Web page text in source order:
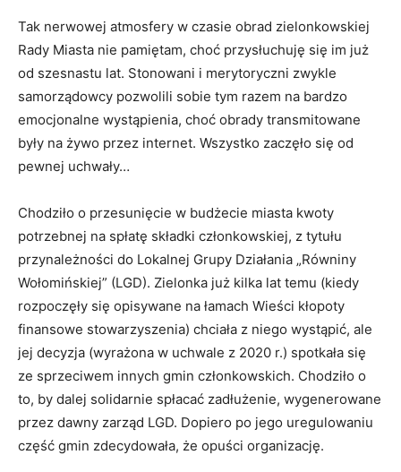
Tak nerwowej atmosfery w czasie obrad zielonkowskiej
Rady Miasta nie pamiętam, choć przysłuchuję się im już
od szesnastu lat. Stonowani i merytoryczni zwykle
samorządowcy pozwolili sobie tym razem na bardzo
emocjonalne wystąpienia, choć obrady transmitowane
były na żywo przez internet. Wszystko zaczęło się od
pewnej uchwały…
Chodziło o przesunięcie w budżecie miasta kwoty
potrzebnej na spłatę składki członkowskiej, z tytułu
przynależności do Lokalnej Grupy Działania „Równiny
Wołomińskiej” (LGD). Zielonka już kilka lat temu (kiedy
rozpoczęły się opisywane na łamach Wieści kłopoty
finansowe stowarzyszenia) chciała z niego wystąpić, ale
jej decyzja (wyrażona w uchwale z 2020 r.) spotkała się
ze sprzeciwem innych gmin członkowskich. Chodziło o
to, by dalej solidarnie spłacać zadłużenie, wygenerowane
przez dawny zarząd LGD. Dopiero po jego uregulowaniu
część gmin zdecydowała, że opuści organizację.